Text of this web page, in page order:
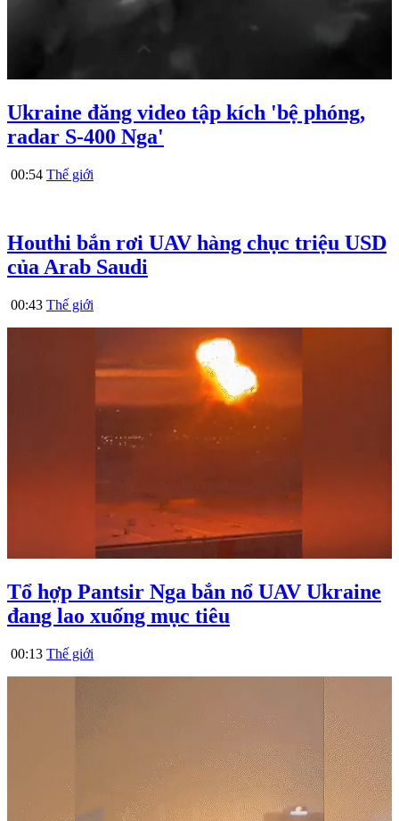
Ukraine đăng video tập kích 'bệ phóng,
radar S-400 Nga'
00:54 Thế giới
Houthi bắn rơi UAV hàng chục triệu USD
của Arab Saudi
00:43 Thế giới
Tổ hợp Pantsir Nga bắn nổ UAV Ukraine
đang lao xuống mục tiêu
00:13 Thế giới